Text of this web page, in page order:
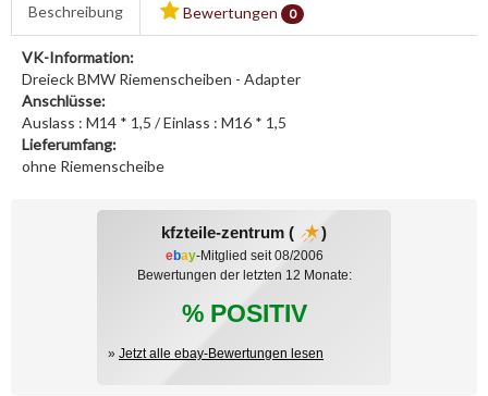
Beschreibung Bewertungen 0
VK-Information:
Dreieck BMW Riemenscheiben - Adapter
Anschlüsse:
Auslass : M14 * 1,5 / Einlass : M16 * 1,5
Lieferumfang:
ohne Riemenscheibe
kfzteile-zentrum ( )
ebay-Mitglied seit 08/2006
Bewertungen der letzten 12 Monate:
% POSITIV
» Jetzt alle ebay-Bewertungen lesen